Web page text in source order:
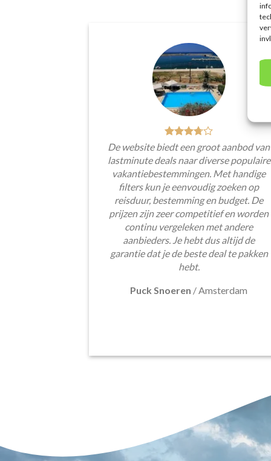
De website biedt een groot aanbod van
lastminute deals naar diverse populaire
vakantiebestemmingen. Met handige
filters kun je eenvoudig zoeken op
reisduur, bestemming en budget. De
prijzen zijn zeer competitief en worden
continu vergeleken met andere
aanbieders. Je hebt dus altijd de
garantie dat je de beste deal te pakken
hebt.
Puck Snoeren /Amsterdam